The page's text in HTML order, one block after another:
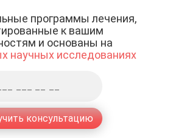
программы лечения,
к вашим
и основаны на
научных исследованиях
консультацию